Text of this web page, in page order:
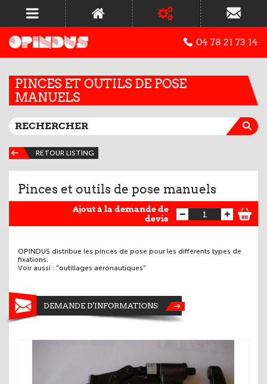
04 78 21 73 14
PINCES ET OUTILS DE POSE
MANUELS
RETOUR LISTING
Pinces et outils de pose manuels
Ajout à la demande de
devis
OPINDUS distribue les pinces de pose pour les différents types de
fixations.
Voir aussi : "outillages aéronautiques"
DEMANDE D'INFORMATIONS